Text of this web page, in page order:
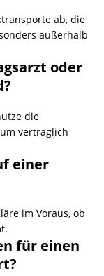
ab, die
außerhalb
oder
die
vertraglich
einer
im Voraus, ob
für einen